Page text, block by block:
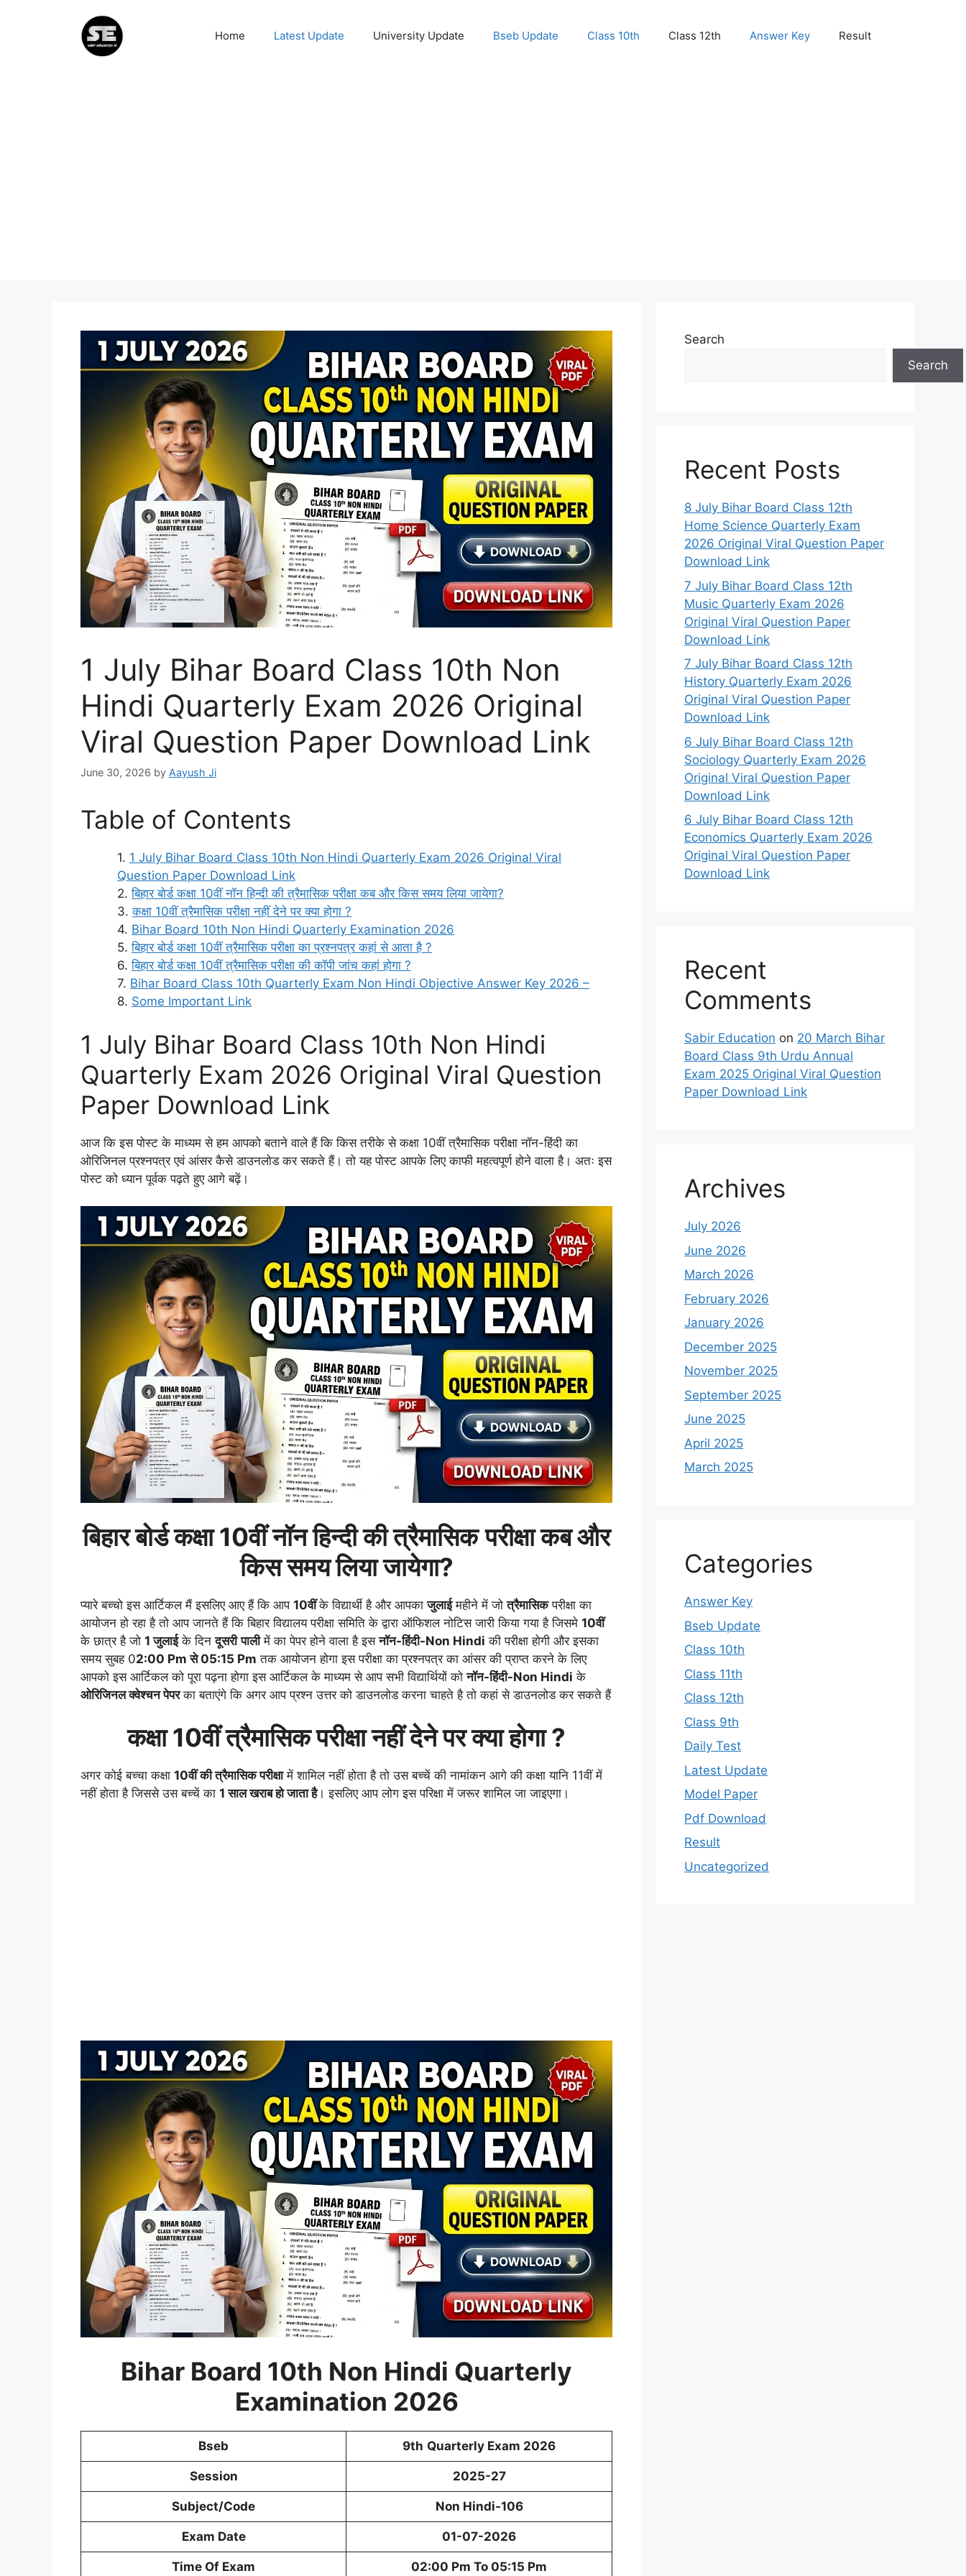
Home Latest Update University Update Bseb Update Class 10th Class 12th Answer Key Result
1 July Bihar Board Class 10th Non
Hindi Quarterly Exam 2026 Original
Viral Question Paper Download Link
June 30, 2026 by Aayush Ji
Table of Contents
1 July Bihar Board Class 10th Non Hindi Quarterly Exam 2026 Original Viral
Question Paper Download Link
बिहार बोर्ड कक्षा 10वीं नॉन हिन्दी की त्रैमासिक परीक्षा कब और किस समय लिया जायेगा?
कक्षा 10वीं त्रैमासिक परीक्षा नहीं देने पर क्या होगा ?
Bihar Board 10th Non Hindi Quarterly Examination 2026
बिहार बोर्ड कक्षा 10वीं त्रैमासिक परीक्षा का प्रश्नपत्र कहां से आता है ?
बिहार बोर्ड कक्षा 10वीं त्रैमासिक परीक्षा की कॉपी जांच कहां होगा ?
Bihar Board Class 10th Quarterly Exam Non Hindi Objective Answer Key 2026 –
Some Important Link
1 July Bihar Board Class 10th Non Hindi
Quarterly Exam 2026 Original Viral Question
Paper Download Link
आज कि इस पोस्ट के माध्यम से हम आपको बताने वाले हैं कि किस तरीके से कक्षा 10वीं त्रैमासिक परीक्षा नॉन-हिंदी का
ओरिजिनल प्रश्नपत्र एवं आंसर कैसे डाउनलोड कर सकते हैं। तो यह पोस्ट आपके लिए काफी महत्वपूर्ण होने वाला है। अतः इस
पोस्ट को ध्यान पूर्वक पढ़ते हुए आगे बढ़ें।
बिहार बोर्ड कक्षा 10वींनॉनहिन्दी की त्रैमासिक परीक्षा कब और
किस समय लिया जायेगा?
प्यारे बच्चो इस आर्टिकल मैं इसलिए आए हैं कि आप 10वींके विद्यार्थी है और आपकाजुलाईमहीने में जोत्रैमासिकपरीक्षा का
आयोजन हो रहा है तो आप जानते हैं कि बिहार विद्यालय परीक्षा समिति के द्वारा ऑफिशल नोटिस जारी किया गया है जिसमे 10वीं
के छात्र है जो 1जुलाईके दिनदूसरी पालीमें का पेपर होने वाला है इसनॉन-हिंदी-Non Hindi की परीक्षा होगी और इसका
समय सुबह 02:00 Pm से 05:15 Pm तक आयोजन होगा इस परीक्षा का प्रश्नपत्र का आंसर की प्राप्त करने के लिए
आपको इस आर्टिकल को पूरा पढ़ना होगा इस आर्टिकल के माध्यम से आप सभी विद्यार्थियों कोनॉन-हिंदी-Non Hindi के
ओरिजिनल क्वेश्चन पेपरका बताएंगे कि अगर आप प्रश्न उत्तर को डाउनलोड करना चाहते है तो कहां से डाउनलोड कर सकते हैं
कक्षा 10वींत्रैमासिकपरीक्षा नहीं देने पर क्या होगा ?
अगर कोई बच्चा कक्षा 10वीं कीत्रैमासिकपरीक्षामें शामिल नहीं होता है तो उस बच्चें की नामांकन आगे की कक्षा यानि 11वीं में
नहीं होता है जिससे उस बच्चें का 1 साल खराब हो जाता है। इसलिए आप लोग इस परिक्षा में जरूर शामिल जा जाइएगा।
Bihar Board 10th Non Hindi Quarterly
Examination 2026
Bseb 9th Quarterly Exam 2026
Session 2025-27
Subject/Code Non Hindi-106
Exam Date 01-07-2026
Time Of Exam 02:00 Pm To 05:15 Pm
Search
Search
Recent Posts
8 July Bihar Board Class 12th
Home Science Quarterly Exam
2026 Original Viral Question Paper
Download Link
7 July Bihar Board Class 12th
Music Quarterly Exam 2026
Original Viral Question Paper
Download Link
7 July Bihar Board Class 12th
History Quarterly Exam 2026
Original Viral Question Paper
Download Link
6 July Bihar Board Class 12th
Sociology Quarterly Exam 2026
Original Viral Question Paper
Download Link
6 July Bihar Board Class 12th
Economics Quarterly Exam 2026
Original Viral Question Paper
Download Link
Recent
Comments
Sabir Education on 20 March Bihar
Board Class 9th Urdu Annual
Exam 2025 Original Viral Question
Paper Download Link
Archives
July 2026
June 2026
March 2026
February 2026
January 2026
December 2025
November 2025
September 2025
June 2025
April 2025
March 2025
Categories
Answer Key
Bseb Update
Class 10th
Class 11th
Class 12th
Class 9th
Daily Test
Latest Update
Model Paper
Pdf Download
Result
Uncategorized